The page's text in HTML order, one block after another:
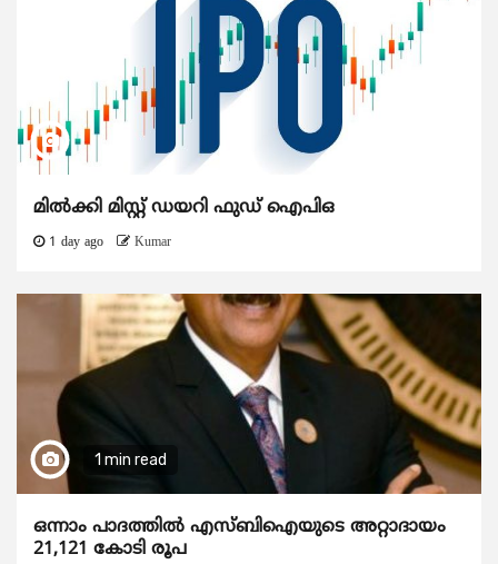
മിൽക്കി മിസ്റ്റ് ഡയറി ഫുഡ് ഐപിഒ
1 day ago Kumar
1 min read
ഒന്നാം പാദത്തിൽ എസ്ബിഐയുടെ അറ്റാദായം
21,121 കോടി രൂപ